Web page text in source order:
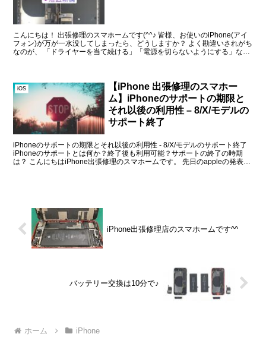
こんにちは！ 出張修理のスマホームです(^^♪ 皆様、お使いのiPhone(アイ
フォン)が万が一水没してしまったら、どうしますか？ よく勘違いされがち
なのが、 「ドライヤーを当て続ける」「電源を切らないようにする」など
iOS
【iPhone 出張修理のスマホー
ム】iPhoneのサポートの期限と
それ以後の利用性 – 8/X/モデルの
サポート終了
iPhoneのサポートの期限とそれ以後の利用性 - 8/X/モデルのサポート終了
iPhoneのサポートとは何か？終了後も利用可能？サポートの終了の時期
は？ こんにちはiPhone出張修理のスマホームです。 先日のappleの発表で
iPhone出張修理店のスマホームです^^
バッテリー交換は10分で♪
ホーム iPhone